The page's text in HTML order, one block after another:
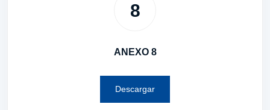
8
ANEXO 8
Descargar